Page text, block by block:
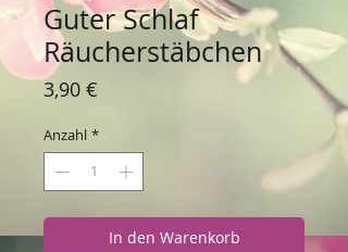
Guter Schlaf
Räucherstäbchen
3,90 €
Anzahl *
In den Warenkorb